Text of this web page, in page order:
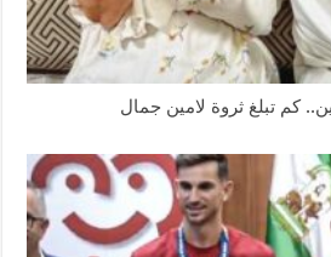
كم تبلغ ثروة لامين جمال